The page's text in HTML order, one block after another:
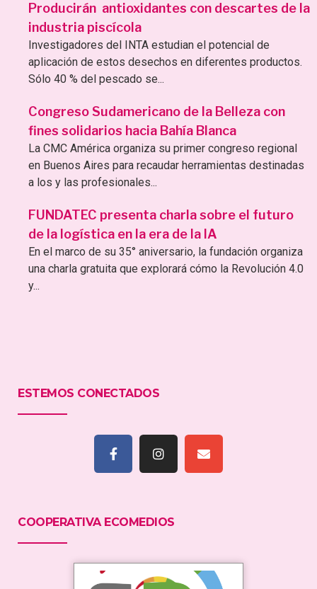
Producirán antioxidantes con descartes de la
industria piscícola
Investigadores del INTA estudian el potencial de
aplicación de estos desechos en diferentes productos.
Sólo 40 % del pescado se...
Congreso Sudamericano de la Belleza con
fines solidarios hacia Bahía Blanca
La CMC América organiza su primer congreso regional
en Buenos Aires para recaudar herramientas destinadas
a los y las profesionales...
FUNDATEC presenta charla sobre el futuro
de la logística en la era de la IA
En el marco de su 35° aniversario, la fundación organiza
una charla gratuita que explorará cómo la Revolución 4.0
y...
ESTEMOS CONECTADOS
COOPERATIVA ECOMEDIOS